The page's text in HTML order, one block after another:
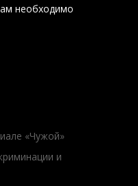
необходимо
«Чужой»
и